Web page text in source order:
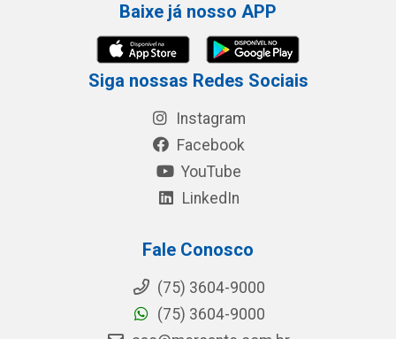
Baixe já nosso APP
Siga nossas Redes Sociais
Instagram
Facebook
YouTube
LinkedIn
Fale Conosco
(75) 3604-9000
(75) 3604-9000